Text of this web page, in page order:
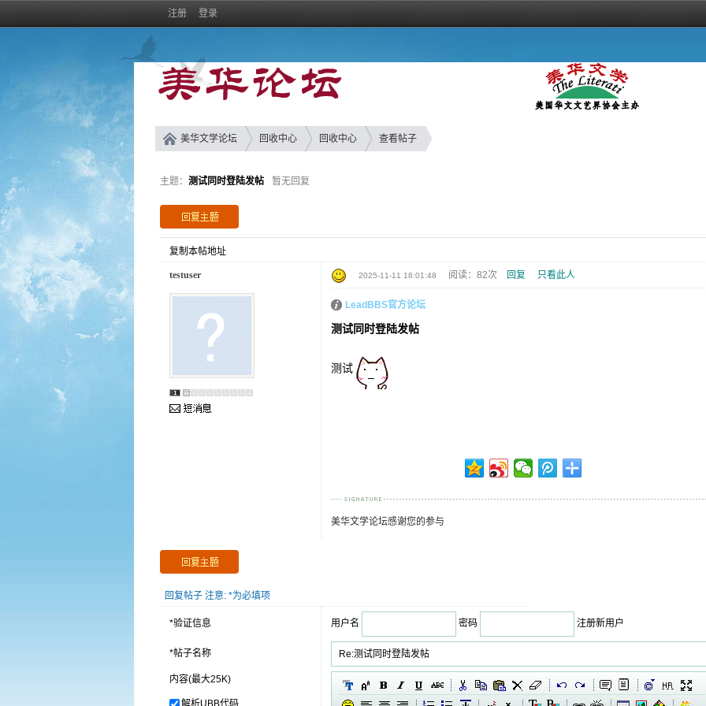
注册 登录
美华文学论坛 回收中心 回收中心 查看帖子
主题： 测试同时登陆发帖 暂无回复
复制本帖地址
testuser 2025-11-11 18:01:48 阅读：82次 回复 只看此人
LeadBBS官方论坛
测试同时登陆发帖
测试
美华文学论坛感谢您的参与
回复帖子 注意: *为必填项
*验证信息 用户名 密码 注册新用户
*帖子名称
内容(最大25K)
解析UBB代码